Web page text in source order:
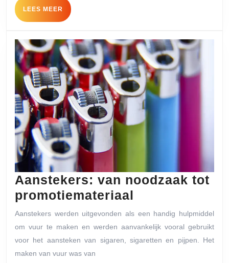
allemaal
bij
kijken?
LEES MEER LEES
MEER
Aanstekers: van noodzaak tot
promotiemateriaal
van
noodzaak
tot
Aanstekers werden uitgevonden als een handig hulpmiddel
om vuur te maken en werden aanvankelijk vooral gebruikt
voor het aansteken van sigaren, sigaretten en pijpen. Het
maken van vuur was van